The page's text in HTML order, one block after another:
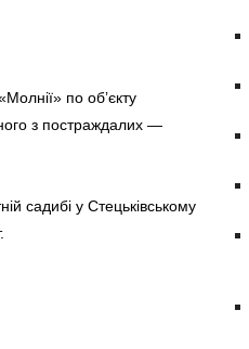
по обʼєкту
з постраждалих —
садибі у Стецьківському